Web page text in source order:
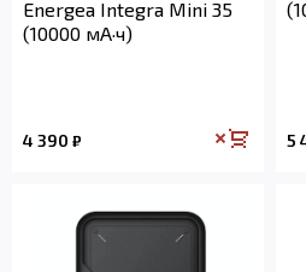
Energea Integra Mini 35
(10000 мА·ч)
4 390 ₽ 5